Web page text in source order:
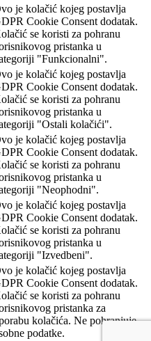
je kolačić kojeg postavlja
Cookie Consent dodatak.
se koristi za pohranu
pristanka u
"Funkcionalni".
je kolačić kojeg postavlja
Cookie Consent dodatak.
se koristi za pohranu
pristanka u
"Ostali kolačići".
je kolačić kojeg postavlja
Cookie Consent dodatak.
se koristi za pohranu
pristanka u
"Neophodni".
je kolačić kojeg postavlja
Cookie Consent dodatak.
se koristi za pohranu
pristanka u
"Izvedbeni".
je kolačić kojeg postavlja
Cookie Consent dodatak.
se koristi za pohranu
pristanka za
kolačića. Ne pohranjuje
podatke.